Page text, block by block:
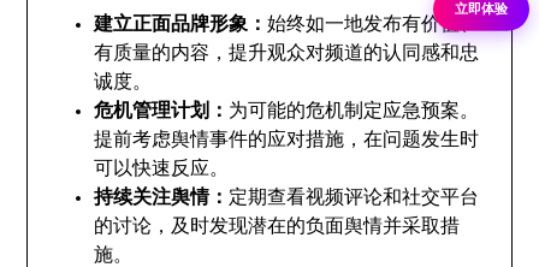
建立正面品牌形象：始终如一地发布有价值、
有质量的内容，提升观众对频道的认同感和忠
诚度。
危机管理计划： 为可能的危机制定应急预案。
提前考虑舆情事件的应对措施，在问题发生时
可以快速反应。
持续关注舆情： 定期查看视频评论和社交平台
的讨论，及时发现潜在的负面舆情并采取措
施。
立即体验